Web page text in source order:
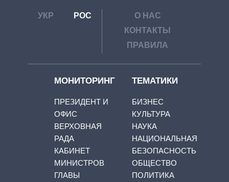
УКР РОС
О НАС
КОНТАКТЫ
ПРАВИЛА
МОНИТОРИНГ
ПРЕЗИДЕНТ И
ОФИС
ВЕРХОВНАЯ
РАДА
КАБИНЕТ
МИНИСТРОВ
ГЛАВЫ
ТЕМАТИКИ
БИЗНЕС
КУЛЬТУРА
НАУКА
НАЦИОНАЛЬНАЯ
БЕЗОПАСНОСТЬ
ОБЩЕСТВО
ПОЛИТИКА